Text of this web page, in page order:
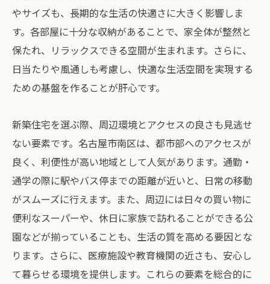
やサイズも、長期的な生活の快適さに大きく影響しま
す。各部屋に十分な収納があることで、家全体が整然と
保たれ、リラックスできる空間が生まれます。さらに、
日当たりや風通しも考慮し、快適な生活空間を実現する
ための基盤を作ることが肝心です。
新築住宅を選ぶ際、周辺環境とアクセスの良さも見逃せ
ない要素です。名古屋市南区は、都市部へのアクセスが
良く、利便性が高い地域として人気があります。通勤・
通学の際に駅やバス停までの距離が近いと、日常の移動
がスムーズに行えます。また、周辺には日々の買い物に
便利なスーパーや、休日に家族で訪れることができる公
園などが揃っていることも、生活の質を高める要因とな
ります。さらに、医療施設や教育機関の近さも、安心し
て暮らせる環境を提供します。これらの要素を総合的に